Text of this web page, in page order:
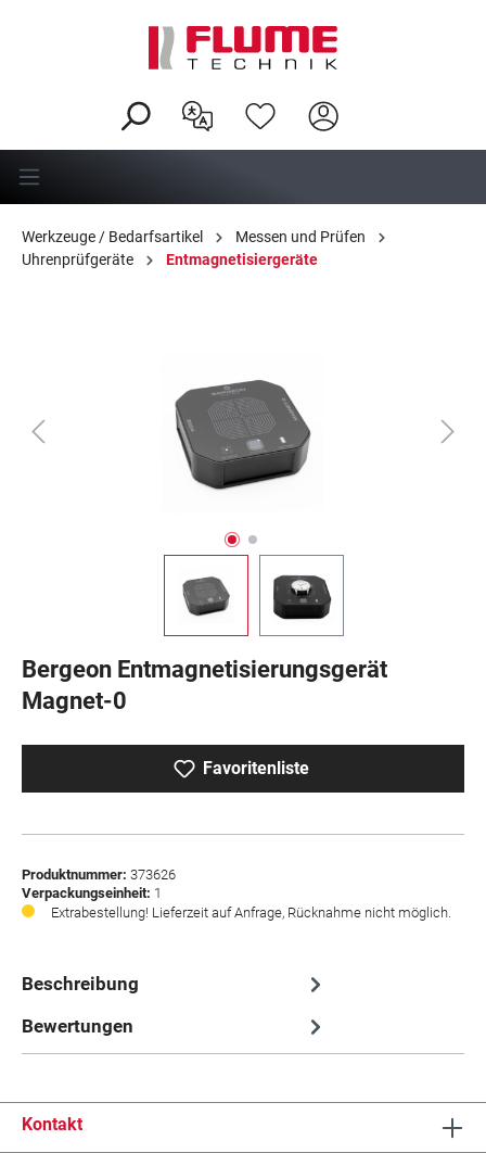
Werkzeuge / Bedarfsartikel
Messen und Prüfen
Uhrenprüfgeräte
Entmagnetisiergeräte
Bergeon Entmagnetisierungsgerät
Magnet-0
Favoritenliste
Produktnummer: 373626
Verpackungseinheit: 1
Extrabestellung! Lieferzeit auf Anfrage, Rücknahme nicht möglich.
Beschreibung
Bewertungen
Kontakt